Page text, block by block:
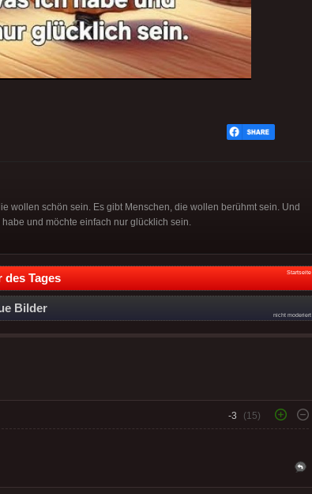
wollen schön sein. Es gibt Menschen, die wollen berühmt sein. Und
und möchte einfach nur glücklich sein.
des Tages Startseite
Bilder
nicht moderiert
-3 (15)